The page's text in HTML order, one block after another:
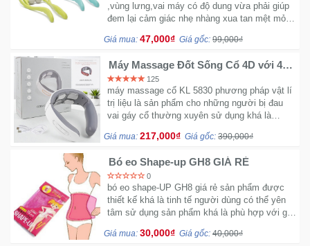
Đồ
nghệ
Giải
pháp
,vùng lưng,vai máy có độ dung vừa phải giúp
đem lại cảm giác nhẹ nhàng xua tan mệt mỏi
tiền của người mua...
Giá mua: 47,000₫ Giá gốc: 99,000₫
Máy Massage Đốt Sống Cổ 4D với 4
Đầu Massage 12 Mức Điều Chỉnh
125
máy massage cổ KL 5830 phương pháp vật lí
trị liệu là sản phẩm cho những người bị đau
vai gáy cổ thường xuyên sử dụng khá là
điện thân thiện với người sử dụng sản phẩm
mọi nơi...
Giá mua: 217,000₫ Giá gốc: 390,000₫
Bó eo Shape-up GH8 GIÁ RẺ
0
bó eo shape-UP GH8 giá rẻ sản phẩm được
thiết kế khá là tinh tế người dùng có thể yên
tâm sử dụng sản phẩm khá là phù hợp với giá
Giá mua: 30,000₫ Giá gốc: 40,000₫